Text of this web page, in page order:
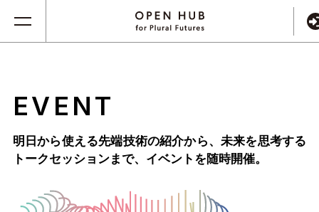
EVENT
明日から使える先端技術の紹介から、未来を思考する
トークセッションまで、 イベントを随時開催。